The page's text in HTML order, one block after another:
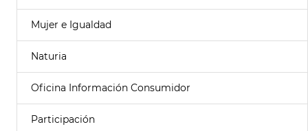
Mujer e Igualdad
Naturia
Oficina Información Consumidor
Participación